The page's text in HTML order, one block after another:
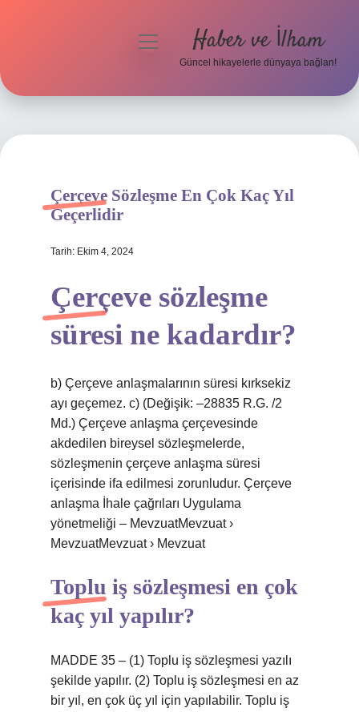
Hakkımızda
menüyü
Haber ve İlham
Güncel hikayelerle dünyaya bağlan!
Çerçeve Sözleşme En Çok Kaç Yıl
Geçerlidir
Tarih: Ekim 4, 2024
Çerçeve sözleşme
süresi ne kadardır?
b) Çerçeve anlaşmalarının süresi kırksekiz
ayı geçemez. c) (Değişik: –28835 R.G. /2
Md.) Çerçeve anlaşma çerçevesinde
akdedilen bireysel sözleşmelerde,
sözleşmenin çerçeve anlaşma süresi
içerisinde ifa edilmesi zorunludur. Çerçeve
anlaşma İhale çağrıları Uygulama
yönetmeliği – MevzuatMevzuat ›
MevzuatMevzuat › Mevzuat
Toplu iş sözleşmesi en çok
kaç yıl yapılır?
MADDE 35 – (1) Toplu iş sözleşmesi yazılı
şekilde yapılır. (2) Toplu iş sözleşmesi en az
bir yıl, en çok üç yıl için yapılabilir. Toplu iş